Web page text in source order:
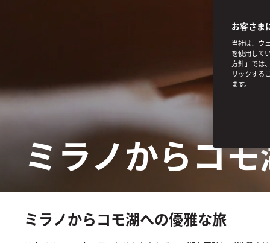
ミラノからコ
ミラノからコモ湖への優雅な旅
お客さま
当社は、ウ
を使用して
方針」では
リックする
ます。